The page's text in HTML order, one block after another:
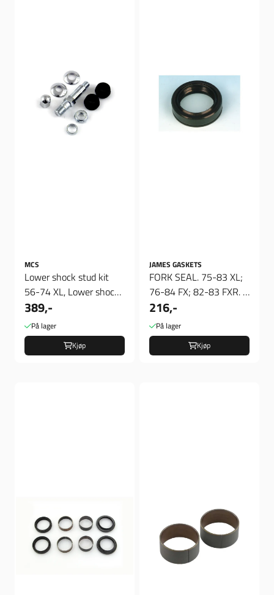
MCS
Lower shock stud kit
56-74 XL, Lower shock
stud kit
389,-
På lager
Kjøp
JAMES GASKETS
FORK SEAL. 75-83 XL;
76-84 FX; 82-83 FXR. ,
Simmering
216,-
På lager
Kjøp